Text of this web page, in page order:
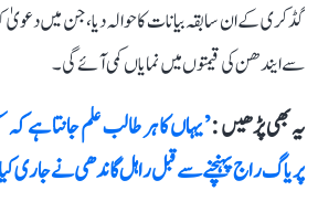
گڈکری کے ان سابقہ بیانات کا حوالہ دیا، جن میں دعویٰ
سے ایندھن کی قیمتوں میں نمایاں کمی آئے گی۔
یہ بھی پڑھیں :’یہاں کا ہر طالب علم جانتا ہے
پریاگ راج پہنچنے سے قبل راہل گاندھی نے جاری